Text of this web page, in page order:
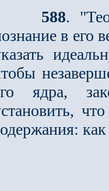
588.
в его
ядра,